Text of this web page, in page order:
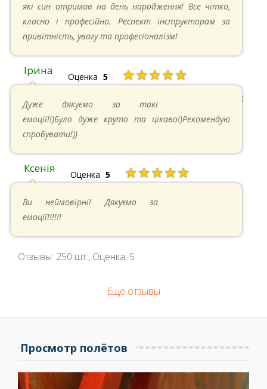
які син отримав на день народження! Все чітко,
класно і професійно. Респект інструкторам за
привітність, увагу та професіоналізм!
Ірина Оценка 5 ★★★★★
11.05.2024 в 15:48
Дуже дякуємо за такі
емоції!!)Було дуже круто та цікаво!)Рекомендую
спробувати!))
Ксенія Оценка 5 ★★★★★
Ви неймовірні! Дякуємо за
емоції!!!!!!
Отзывы: 250 шт., Оценка: 5
Еще отзывы
Просмотр полётов